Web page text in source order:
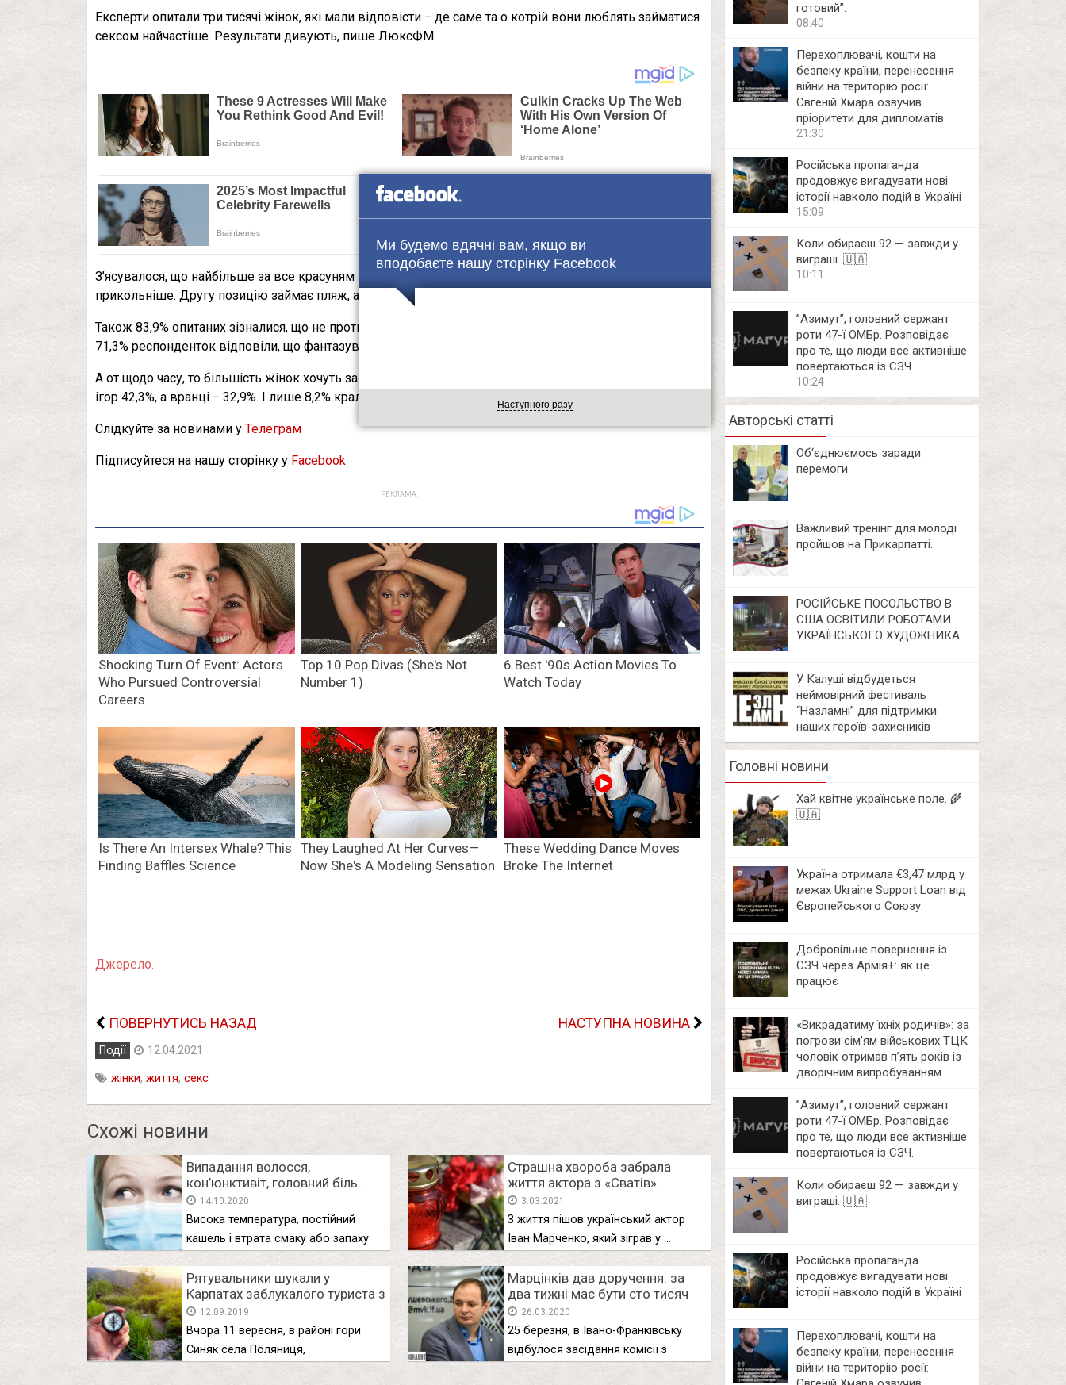
Експерти опитали три тисячі жінок, які мали відповісти − де саме та о котрій вони люблять займатися
сексом найчастіше. Результати дивують, пише ЛюксФМ.
З’ясувалося, що найбільше за все красуням подобається інтим на сходах. Кажуть, що так
прикольніше. Другу позицію займає пляж, а третю − секс у публічному місці.
Також 83,9% опитаних зізналися, що не проти сексуальної близькості з колегою прямо в офісі. Ще
71,3% респонденток відповіли, що фантазували про секс із босом.
А от щодо часу, то більшість жінок хочуть займатися сексом саме ввечері. Вдень не проти інтимних
ігор 42,3%, а вранці − 32,9%. І лише 8,2% краль готові до сексуальної близькості в обідній час.
Слідкуйте за новинами у Телеграм
Підписуйтеся на нашу сторінку у Facebook
РЕКЛАМА:
Джерело.
ПОВЕРНУТИСЬ НАЗАД НАСТУПНА НОВИНА
Події 12.04.2021
жінки, життя, секс
Схожі новини
Випадання волосся,
кон’юнктивіт, головний біль…
Вчені назвали вісім
несподіваних симптомів
коронавірусу
14.10.2020
Висока температура, постійний
кашель і втрата смаку або запаху
Страшна хвороба забрала
життя актора з «Сватів»
3.03.2021
З життя пішов український актор
Іван Марченко, який зіграв у …
Рятувальники шукали у
Карпатах заблукалого туриста з
Києва
12.09.2019
Вчора 11 вересня, в районі гори
Синяк села Поляниця,
Марцінків дав доручення: за
два тижні має бути сто тисяч
тестів та лабораторія у
Франківську
26.03.2020
25 березня, в Івано-Франківську
відбулося засідання комісії з
готовий”.
08:40
Перехоплювачі, кошти на
безпеку країни, перенесення
війни на територію росії:
Євгеній Хмара озвучив
пріоритети для дипломатів
21:30
Російська пропаганда
продовжує вигадувати нові
історії навколо подій в Україні
15:09
Коли обираєш 92 — завжди у
виграші. 🇺🇦
10:11
⁨”Азимут”, головний сержант
роти 47-ї ОМБр. Розповідає
про те, що люди все активніше
повертаються із СЗЧ.
10:24
Авторські статті
Об‘єднюємось заради
перемоги
Важливий тренінг для молоді
пройшов на Прикарпатті.
РОСІЙСЬКЕ ПОСОЛЬСТВО В
США ОСВІТИЛИ РОБОТАМИ
УКРАЇНСЬКОГО ХУДОЖНИКА
У Калуші відбудеться
неймовірний фестиваль
“Назламні” для підтримки
наших героїв-захисників
Головні новини
Хай квітне українське поле. 🌾
🇺🇦
Україна отримала €3,47 млрд у
межах Ukraine Support Loan від
Європейського Союзу
Добровільне повернення із
СЗЧ через Армія+: як це
працює
«Викрадатиму їхніх родичів»: за
погрози сім’ям військових ТЦК
чоловік отримав п’ять років із
дворічним випробуванням
⁨”Азимут”, головний сержант
роти 47-ї ОМБр. Розповідає
про те, що люди все активніше
повертаються із СЗЧ.
Коли обираєш 92 — завжди у
виграші. 🇺🇦
Російська пропаганда
продовжує вигадувати нові
історії навколо подій в Україні
Перехоплювачі, кошти на
безпеку країни, перенесення
війни на територію росії:
Ми будемо вдячні вам, якщо ви
вподобаєте нашу сторінку Facebook
Наступного разу